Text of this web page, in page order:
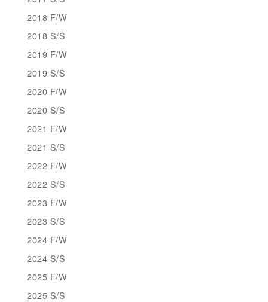
2018 F/W
2018 S/S
2019 F/W
2019 S/S
2020 F/W
2020 S/S
2021 F/W
2021 S/S
2022 F/W
2022 S/S
2023 F/W
2023 S/S
2024 F/W
2024 S/S
2025 F/W
2025 S/S